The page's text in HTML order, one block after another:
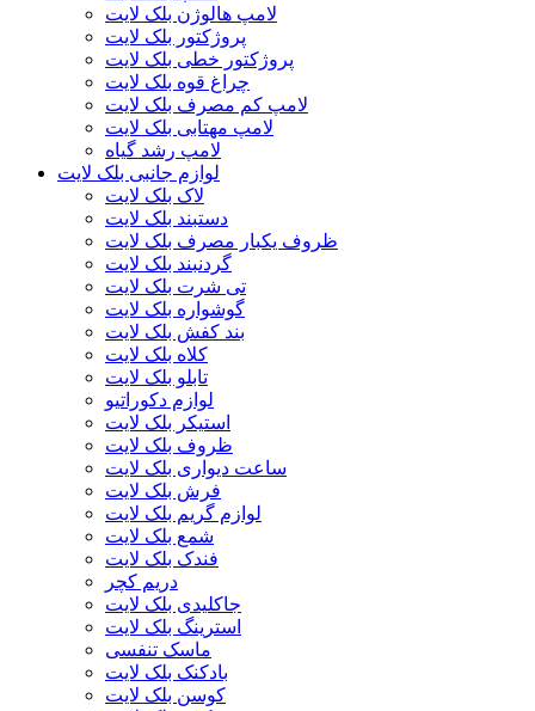
لامپ هالوژن بلک لایت
پروژکتور بلک لایت
پروژکتور خطی بلک لایت
چراغ قوه بلک لایت
لامپ کم مصرف بلک لایت
لامپ مهتابی بلک لایت
لامپ رشد گیاه
لوازم جانبی بلک لایت
لاک بلک لایت
دستبند بلک لایت
ظروف یکبار مصرف بلک لایت
گردنبند بلک لایت
تی شرت بلک لایت
گوشواره بلک لایت
بند کفش بلک لایت
کلاه بلک لایت
تابلو بلک لایت
لوازم دکوراتیو
استیکر بلک لایت
ظروف بلک لایت
ساعت دیواری بلک لایت
فرش بلک لایت
لوازم گریم بلک لایت
شمع بلک لایت
فندک بلک لایت
دریم کچر
جاکلیدی بلک لایت
استرینگ بلک لایت
ماسک تنفسی
بادکنک بلک لایت
کوسن بلک لایت